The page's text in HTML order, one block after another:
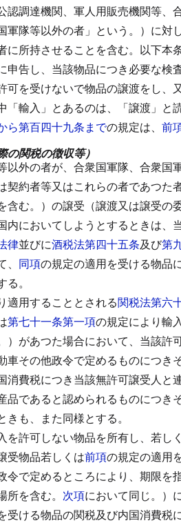
認調達機関、軍人用販売機関等
軍隊等以外の者」という。）に対し
に所持させることを含む。以下本
申告し、当該物品につき必要な検
可を受けないで物品の譲渡をし、
「輸入」とあるのは、「譲渡」と
ら第百四十九条までの規定は、 前
の関税の徴収等）
以外の者が、合衆国軍隊、合衆国
契約者等又はこれらの者であつた者
含む。）の譲受（譲渡又は譲受
内においてしようとするときは、
律並びに酒税法第四十五条及び第
同項の規定の適用を受ける物品
。
適用することとされる関税法第六
第七十一条第一項の規定により輸
）があつた場合において、当該許
車その他政令で定めるものにつ
消費税につき当該無許可譲受人と
品であると認められるものにつ
も、また同様とする。
を許可しない物品を所有し、若
受物品若しくは前項の規定の適用
令で定めるところにより、期限を
を含む。 次項において同じ。）
受ける物品の関税及び内国消費税